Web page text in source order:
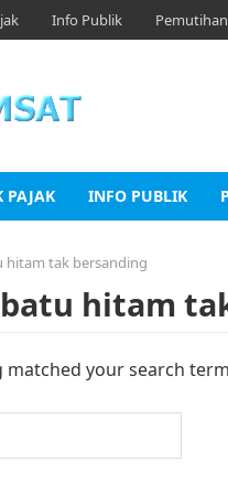
Info Publik
PAJAK INFO PUBLIK
hitam tak bersanding
hitam
your search